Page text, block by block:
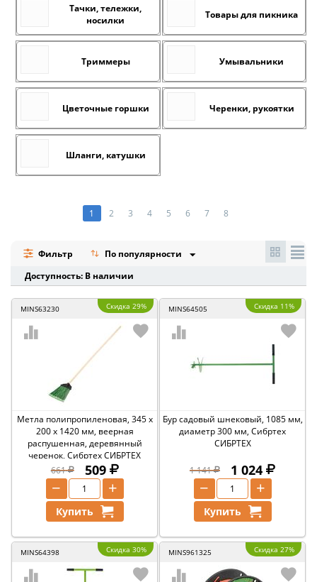
Тачки, тележки,
носилки
Товары для пикника
Триммеры Умывальники
Цветочные горшки Черенки, рукоятки
Шланги, катушки
1 2 3 4 5 6 7 8
Фильтр
По популярности
Доступность: В наличии
MINS63230 Скидка 29%
Метла полипропиленовая, 345 х
200 х 1420 мм, веерная
распушенная, деревянный
черенок, Сибртех СИБРТЕХ
661
509
+
−
Купить
MINS64505 Скидка 11%
Бур садовый шнековый, 1085 мм,
диаметр 300 мм, Сибртех
СИБРТЕХ
1 141 1 024
+
−
Купить
MINS64398 Скидка 30% MINS961325 Скидка 27%